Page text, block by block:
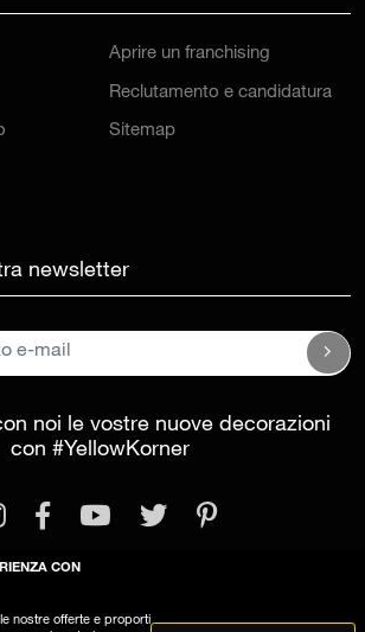
Aprire un franchising
Reclutamento e candidatura
Sitemap
newsletter
noi le vostre nuove decorazioni
con #YellowKorner
CON
nostre offerte e proporti